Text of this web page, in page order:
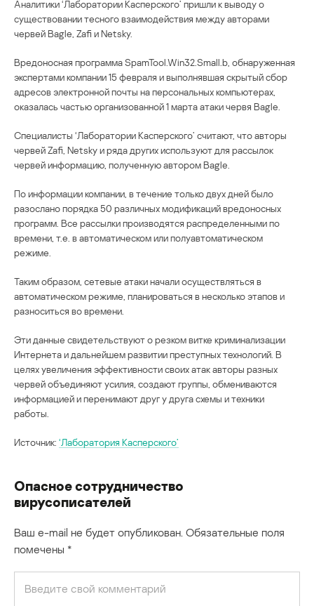
Аналитики ‘Лаборатории Касперского’ пришли к выводу о
существовании тесного взаимодействия между авторами
червей Bagle, Zafi и Netsky.
Вредоносная программа SpamTool.Win32.Small.b, обнаруженная
экспертами компании 15 февраля и выполнявшая скрытый сбор
адресов электронной почты на персональных компьютерах,
оказалась частью организованной 1 марта атаки червя Bagle.
Специалисты ‘Лаборатории Касперского’ считают, что авторы
червей Zafi, Netsky и ряда других используют для рассылок
червей информацию, полученную автором Bagle.
По информации компании, в течение только двух дней было
разослано порядка 50 различных модификаций вредоносных
программ. Все рассылки производятся распределенными по
времени, т.е. в автоматическом или полуавтоматическом
режиме.
Таким образом, сетевые атаки начали осуществляться в
автоматическом режиме, планироваться в несколько этапов и
разноситься во времени.
Эти данные свидетельствуют о резком витке криминализации
Интернета и дальнейшем развитии преступных технологий. В
целях увеличения эффективности своих атак авторы разных
червей объединяют усилия, создают группы, обмениваются
информацией и перенимают друг у друга схемы и техники
работы.
Источник: ‘Лаборатория Касперского’
Опасное сотрудничество
вирусописателей
Ваш e-mail не будет опубликован. Обязательные поля
помечены *